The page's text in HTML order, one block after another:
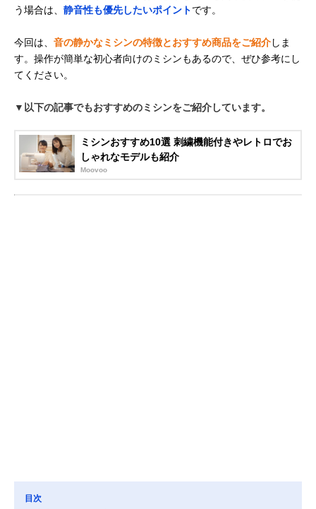
う場合は、 静音性も優先したいポイントです。
今回は、 音の静かなミシンの特徴とおすすめ商品をご紹介しま
す。操作が簡単な初心者向けのミシンもあるので、ぜひ参考にし
てください。
▼以下の記事でもおすすめのミシンをご紹介しています。
ミシンおすすめ10選 刺繍機能付きやレトロでお
しゃれなモデルも紹介
Moovoo
目次